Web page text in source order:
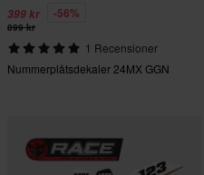
399 kr -56%
899 kr
1 Recensioner
Nummerplåtsdekaler 24MX GGN